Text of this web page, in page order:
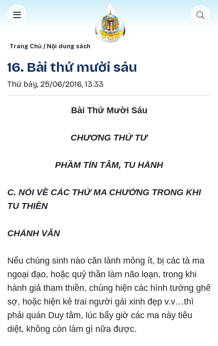
Nhảy đến nội dung
Breadcrumb
Trang Chủ Nội dung sách
16. Bài thứ mười sáu
Thứ bảy, 25/06/2016, 13:33
Bài Thứ Mười Sáu
CHƯƠNG THỨ TƯ
PHẦM TÍN TÂM, TU HÀNH
C. NÓI VỀ CÁC THỨ MA CHƯỚNG TRONG KHI
TU THIỀN
CHÁNH VĂN
Nếu chúng sinh nào căn lành mỏng ít, bị các tà ma
ngoại đạo, hoặc quỷ thần làm não loạn, trong khi
hành giả tham thiền, chúng hiện các hình tướng ghê
sợ, hoặc hiện kẻ trai người gái xinh đẹp v.v…thì
phải quán Duy tâm, lúc bấy giờ các ma này tiêu
diệt, không còn làm gì nữa được.